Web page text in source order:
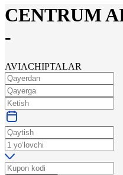
CENTRUM
-
AVIACHIPTALAR